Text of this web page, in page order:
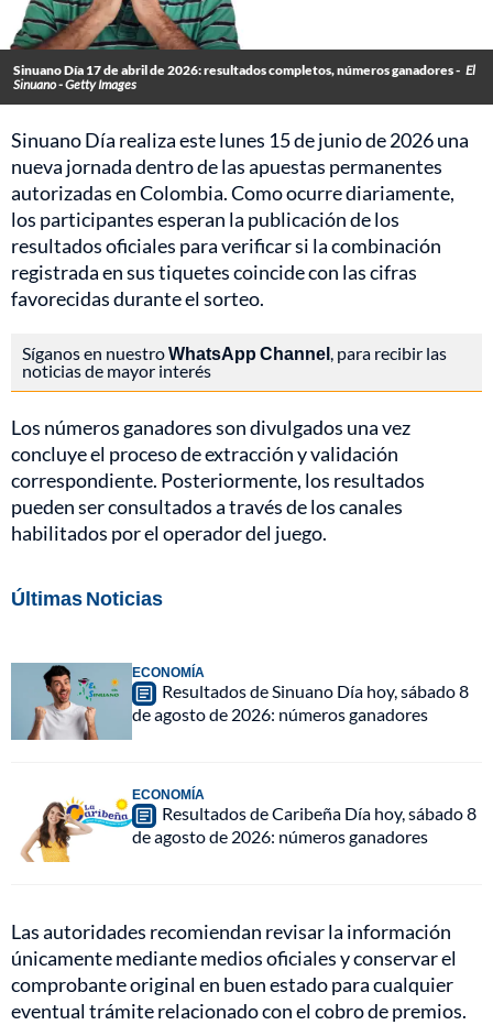
Sinuano Día 17 de abril de 2026: resultados completos, números ganadores - El
Sinuano - Getty Images
Sinuano Día realiza este lunes 15 de junio de 2026 una
nueva jornada dentro de las apuestas permanentes
autorizadas en Colombia. Como ocurre diariamente,
los participantes esperan la publicación de los
resultados oficiales para verificar si la combinación
registrada en sus tiquetes coincide con las cifras
favorecidas durante el sorteo.
Síganos en nuestroWhatsApp Channel, para recibir las
noticias de mayor interés
Los números ganadores son divulgados una vez
concluye el proceso de extracción y validación
correspondiente. Posteriormente, los resultados
pueden ser consultados a través de los canales
habilitados por el operador del juego.
Últimas Noticias
ECONOMÍA
Resultados de Sinuano Día hoy, sábado 8
de agosto de 2026: números ganadores
ECONOMÍA
Resultados de Caribeña Día hoy, sábado 8
de agosto de 2026: números ganadores
Las autoridades recomiendan revisar la información
únicamente mediante medios oficiales y conservar el
comprobante original en buen estado para cualquier
eventual trámite relacionado con el cobro de premios.